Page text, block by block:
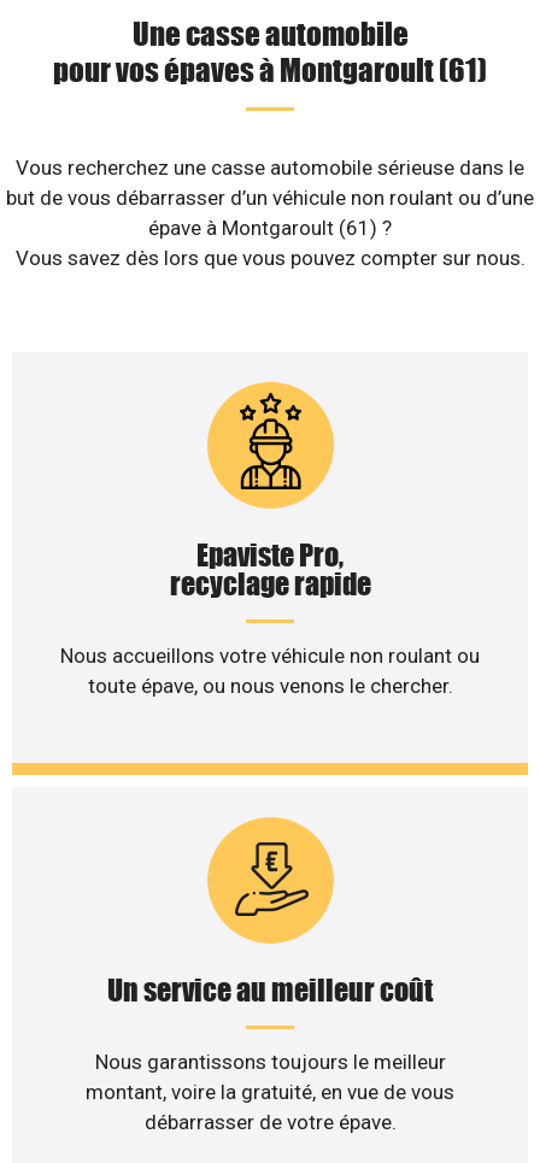
Une casse automobile
pour vos épaves à Montgaroult (61)
Vous recherchez une casse automobile sérieuse dans le
but de vous débarrasser d’un véhicule non roulant ou d’une
épave à Montgaroult (61) ?
Vous savez dès lors que vous pouvez compter sur nous.
Epaviste Pro,
recyclage rapide
Nous accueillons votre véhicule non roulant ou
toute épave, ou nous venons le chercher.
Un service au meilleur coût
Nous garantissons toujours le meilleur
montant, voire la gratuité, en vue de vous
débarrasser de votre épave.